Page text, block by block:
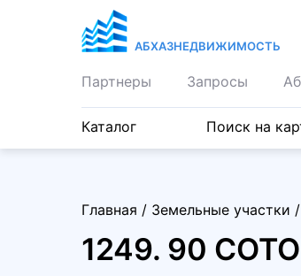
АБХАЗНЕДВИЖИМОСТЬ
Партнеры Запросы
Каталог Поиск на
Главная / Земельные участки /
1249. 90